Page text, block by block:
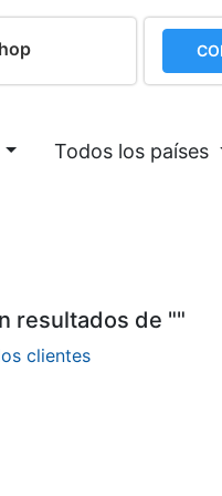
Todos los países
resultados de ""
clientes